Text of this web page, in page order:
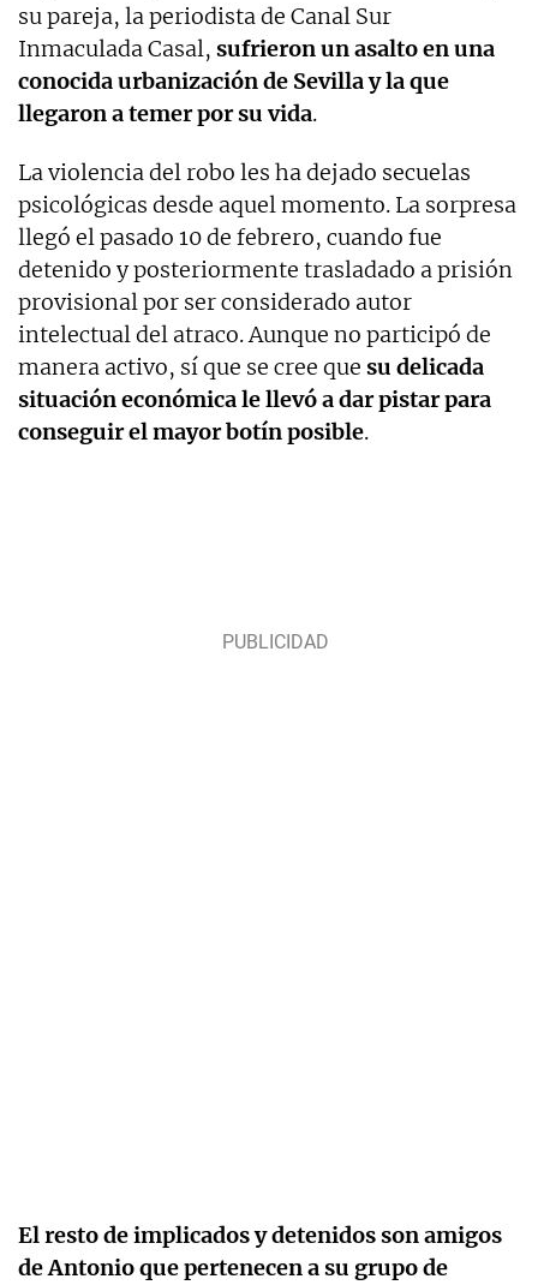
su pareja, la periodista de Canal Sur
Inmaculada Casal, sufrieron un asalto en una
conocida urbanización de Sevilla y la que
llegaron a temer por su vida.
La violencia del robo les ha dejado secuelas
psicológicas desde aquel momento. La sorpresa
llegó el pasado 10 de febrero, cuando fue
detenido y posteriormente trasladado a prisión
provisional por ser considerado autor
intelectual del atraco. Aunque no participó de
manera activo, sí que se cree que su delicada
situación económica le llevó a dar pistar para
conseguir el mayor botín posible.
El resto de implicados y detenidos son amigos
de Antonio que pertenecen a su grupo de